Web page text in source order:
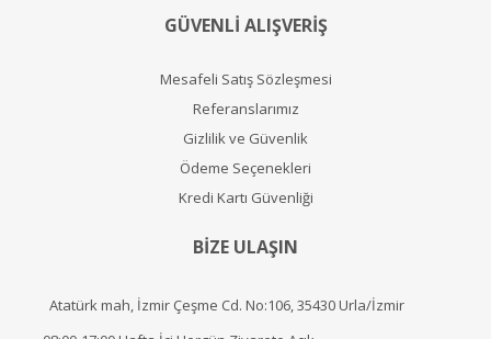
GÜVENLİ ALIŞVERİŞ
Mesafeli Satış Sözleşmesi
Referanslarımız
Gizlilik ve Güvenlik
Ödeme Seçenekleri
Kredi Kartı Güvenliği
BİZE ULAŞIN
Atatürk mah, İzmir Çeşme Cd. No:106, 35430 Urla/İzmir